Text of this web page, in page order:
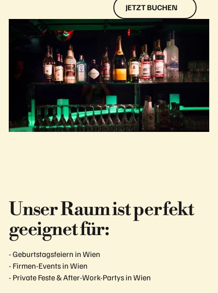
JETZT BUCHEN
Unser Raum ist perfekt
geeignet für:
- Geburtstagsfeiern in Wien
- Firmen-Events in Wien
- Private Feste & After-Work-Partys in Wien